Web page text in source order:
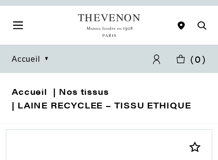
Accueil (0)
Accueil
Nos tissus
LAINE RECYCLEE – TISSU ETHIQUE